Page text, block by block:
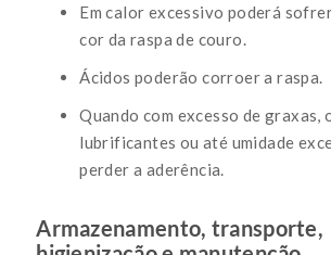
Em calor excessivo poderá
cor da raspa de couro.
Ácidos poderão corroer a raspa.
Quando com excesso de graxas,
lubrificantes ou até umidade
perder a aderência.
Armazenamento, transporte,